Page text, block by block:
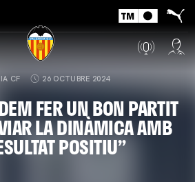
CF 26 OCTUBRE 2024
FER UN BON PARTIT
LA DINÀMICA AMB
POSITIU”